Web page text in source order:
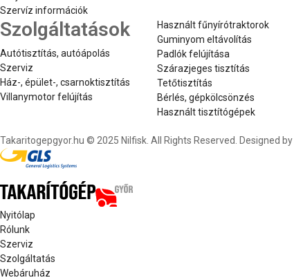
Szervíz információk
Szolgáltatások
Autótisztítás, autóápolás
Szerviz
Ház-, épület-, csarnoktisztítás
Villanymotor felújítás
Használt fűnyírótraktorok
Guminyom eltávolítás
Padlók felújítása
Szárazjeges tisztítás
Tetőtisztítás
Bérlés, gépkölcsönzés
Használt tisztítógépek
Takaritogepgyor.hu © 2025 Nilfisk. All Rights Reserved. Designed by
Nyitólap
Rólunk
Szerviz
Szolgáltatás
Webáruház